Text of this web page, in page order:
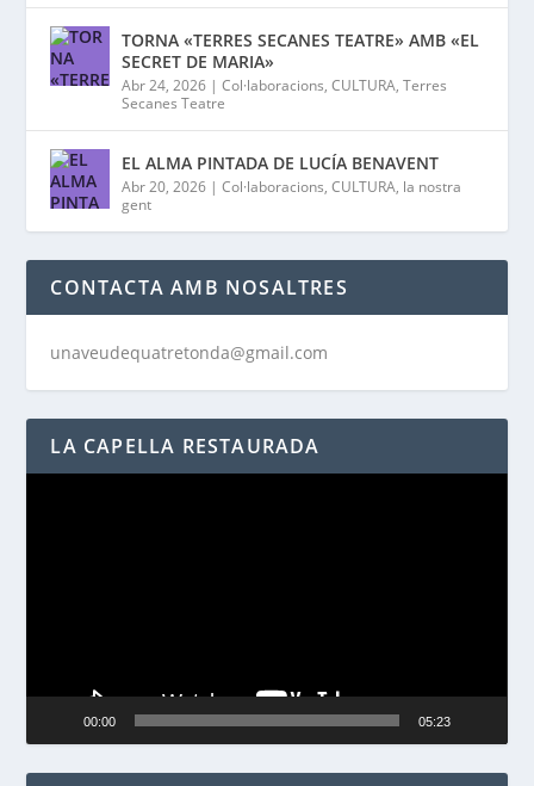
TORNA «TERRES SECANES TEATRE» AMB «EL
SECRET DE MARIA»
Abr 24, 2026 |Col·laboracions,CULTURA,Terres
Secanes Teatre
EL ALMA PINTADA DE LUCÍA BENAVENT
Abr 20, 2026 |Col·laboracions,CULTURA, la nostra
gent
CONTACTA AMB NOSALTRES
unaveudequatretonda@gmail.com
LA CAPELLA RESTAURADA
00:00 05:23